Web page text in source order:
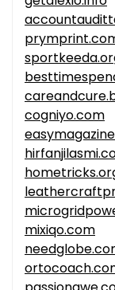
cogniyo.com
mixiqo.com